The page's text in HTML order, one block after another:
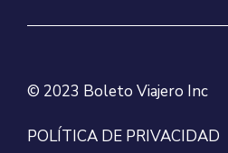
© 2023 Boleto Viajero Inc
POLÍTICA DE PRIVACIDAD